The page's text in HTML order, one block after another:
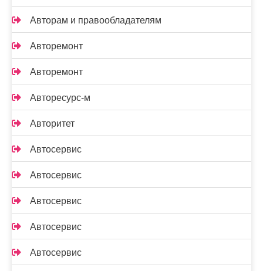
Авторам и правообладателям
Авторемонт
Авторемонт
Авторесурс-м
Авторитет
Автосервис
Автосервис
Автосервис
Автосервис
Автосервис